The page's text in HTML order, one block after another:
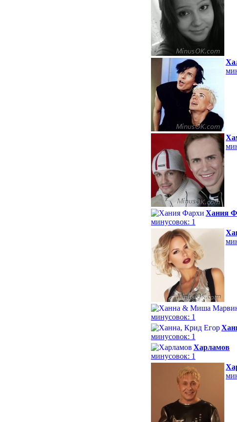
Хания
минусовок: 1
минусовок: 1
минусовок: 1
Харламов
минусовок: 1